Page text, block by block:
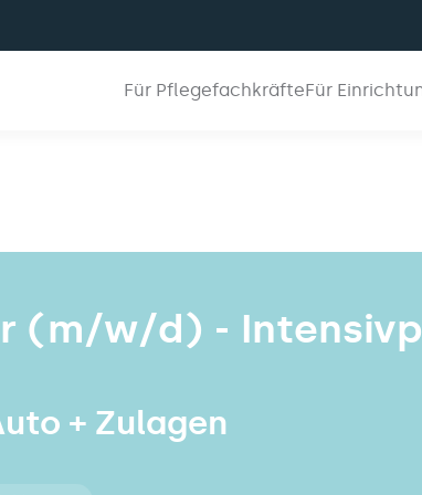
Für PflegefachkräfteFür
(m/w/d) -
+ Zulagen